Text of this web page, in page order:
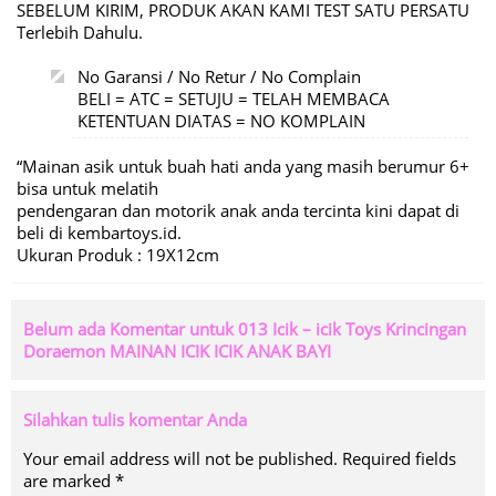
SEBELUM KIRIM, PRODUK AKAN KAMI TEST SATU PERSATU
Terlebih Dahulu.
No Garansi / No Retur / No Complain
BELI = ATC = SETUJU = TELAH MEMBACA
KETENTUAN DIATAS = NO KOMPLAIN
“Mainan asik untuk buah hati anda yang masih berumur 6+
bisa untuk melatih
pendengaran dan motorik anak anda tercinta kini dapat di
beli di kembartoys.id.
Ukuran Produk : 19X12cm
Belum ada Komentar untuk 013 Icik – icik Toys Krincingan
Doraemon MAINAN ICIK ICIK ANAK BAYI
Silahkan tulis komentar Anda
Your email address will not be published. Required fields
are marked *